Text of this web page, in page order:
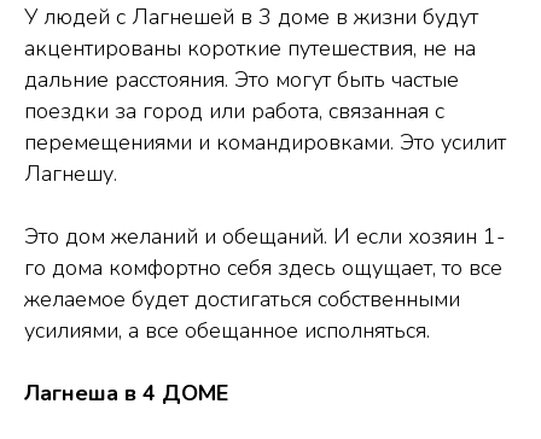
У людей с Лагнешей в 3 доме в жизни будут
акцентированы короткие путешествия, не на
дальние расстояния. Это могут быть частые
поездки за город или работа, связанная с
перемещениями и командировками. Это усилит
Лагнешу.
Это дом желаний и обещаний. И если хозяин 1-
го дома комфортно себя здесь ощущает, то все
желаемое будет достигаться собственными
усилиями, а все обещанное исполняться.
Лагнеша в 4 ДОМЕ